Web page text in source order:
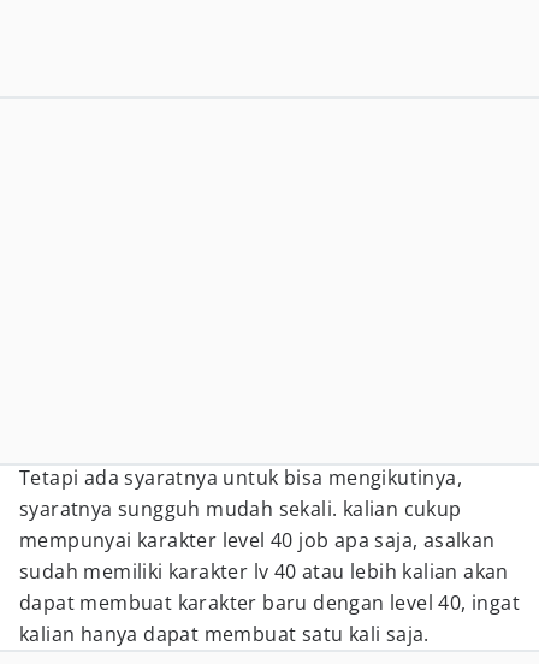
Tetapi ada syaratnya untuk bisa mengikutinya,
syaratnya sungguh mudah sekali. kalian cukup
mempunyai karakter level 40 job apa saja, asalkan
sudah memiliki karakter lv 40 atau lebih kalian akan
dapat membuat karakter baru dengan level 40, ingat
kalian hanya dapat membuat satu kali saja.